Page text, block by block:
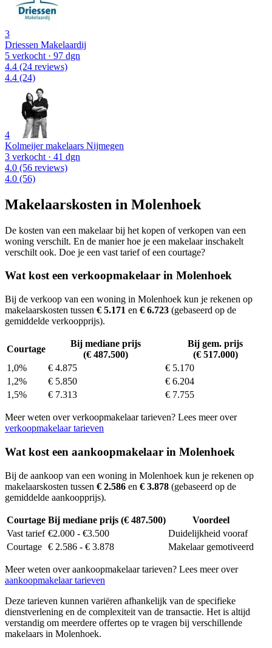
3
Driessen Makelaardij
5 verkocht · 97 dgn
4.4 (24 reviews)
4.4 (24)
4
Kolmeijer makelaars Nijmegen
3 verkocht · 41 dgn
4.0 (56 reviews)
4.0 (56)
Makelaarskosten in Molenhoek
De kosten van een makelaar bij het kopen of verkopen van een
woning verschilt. En de manier hoe je een makelaar inschakelt
verschilt ook. Doe je een vast tarief of een courtage?
Wat kost een verkoopmakelaar in Molenhoek
Bij de verkoop van een woning in Molenhoek kun je rekenen op
makelaarskosten tussen € 5.171 en € 6.723 (gebaseerd op de
gemiddelde verkoopprijs).
Courtage
Bij mediane prijs
(€ 487.500)
Bij gem. prijs
(€ 517.000)
1,0%
€ 4.875
€ 5.170
1,2%
€ 5.850
€ 6.204
1,5%
€ 7.313 € 7.755
Meer weten over verkoopmakelaar tarieven? Lees meer over
verkoopmakelaar tarieven
Wat kost een aankoopmakelaar in Molenhoek
Bij de aankoop van een woning in Molenhoek kun je rekenen op
makelaarskosten tussen € 2.586 en € 3.878 (gebaseerd op de
gemiddelde aankoopprijs).
Courtage Bij mediane prijs (€ 487.500)
Voordeel
Vast tarief €2.000 - €3.500
Duidelijkheid vooraf
Courtage € 2.586 - € 3.878 Makelaar gemotiveerd
Meer weten over aankoopmakelaar tarieven? Lees meer over
aankoopmakelaar tarieven
Deze tarieven kunnen variëren afhankelijk van de specifieke
dienstverlening en de complexiteit van de transactie. Het is altijd
verstandig om meerdere offertes op te vragen bij verschillende
makelaars in Molenhoek.